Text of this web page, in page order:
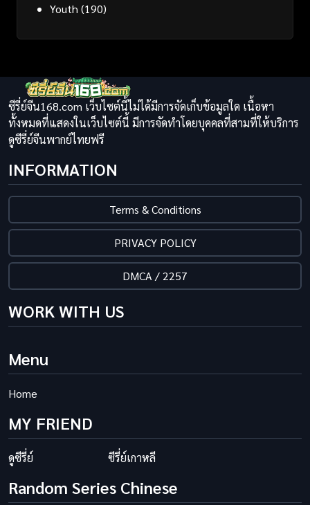
Youth (190)
ซีรี่ย์จีน168.com เว็บไซต์นี้ไม่ได้มีการจัดเก็บข้อมูลใด เนื้อหา
ทั้งหมดที่แสดงในเว็บไซต์นี้ มีการจัดทำโดยบุคคลที่สามที่ให้บริการ
ดูซีรี่ย์จีนพากย์ไทยฟรี
INFORMATION
Terms & Conditions
PRIVACY POLICY
DMCA / 2257
WORK WITH US
Menu
Home
MY FRIEND
ดูซีรี่ย์ ซีรี่ย์เกาหลี
Random Series Chinese